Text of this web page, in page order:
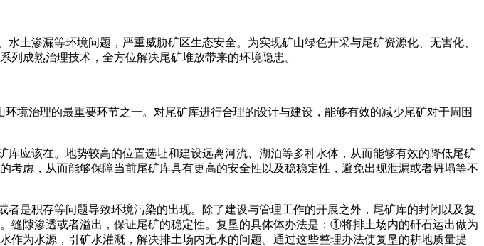
土渗漏等环境问题，严重威胁矿区生态安全。为实现矿山绿色开采与尾矿资源化、无害化、
成熟治理技术，全方位解决尾矿堆放带来的环境隐患。
境治理的最重要环节之一。对尾矿库进行合理的设计与建设，能够有效的减少尾矿对于周围
应该在。地势较高的位置选址和建设远离河流、湖泊等多种水体，从而能够有效的降低尾矿
虑，从而能够保障当前尾矿库具有更高的安全性以及稳稳定性，避免出现泄漏或者坍塌等不
是积存等问题导致环境污染的出现。除了建设与管理工作的开展之外，尾矿库的封闭以及复
缝隙渗透或者溢出，保证尾矿的稳定性。复垦的具体体办法是：①将排土场内的矸石运出做为
为水源，引矿水灌溉，解决排土场内无水的问题。通过这些整理办法使复垦的耕地质量提